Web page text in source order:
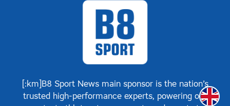
[:km]B8 Sport News main sponsor is the nation’s
trusted high-performance experts, powering our